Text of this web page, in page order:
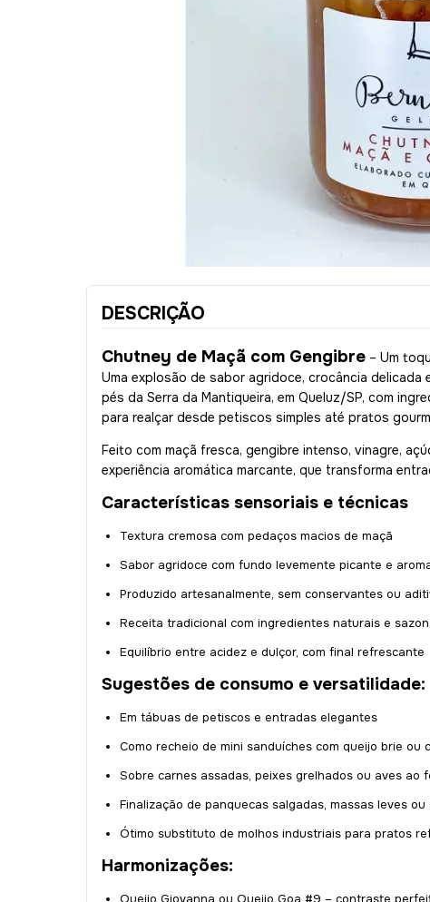
DESCRIÇÃO
Chutney de Maçã com Gengibre – Um
Uma explosão de sabor agridoce, crocância
pés da Serra da Mantiqueira, em Queluz/SP, com
para realçar desde petiscos simples até pratos
Feito com maçã fresca, gengibre intenso, vinagre,
experiência aromática marcante, que transforma
Características sensoriais e técnicas
Textura cremosa com pedaços macios de maçã
Sabor agridoce com fundo levemente picante e
Produzido artesanalmente, sem conservantes ou
Receita tradicional com ingredientes naturais e
Equilíbrio entre acidez e dulçor, com final refrescante
Sugestões de consumo e versatilidade:
Em tábuas de petiscos e entradas elegantes
Como recheio de mini sanduíches com queijo brie ou
Sobre carnes assadas, peixes grelhados ou aves ao
Finalização de panquecas salgadas, massas leves
Ótimo substituto de molhos industriais para pratos
Harmonizações:
Queijo Giovanna ou Queijo Goa #9 – contraste